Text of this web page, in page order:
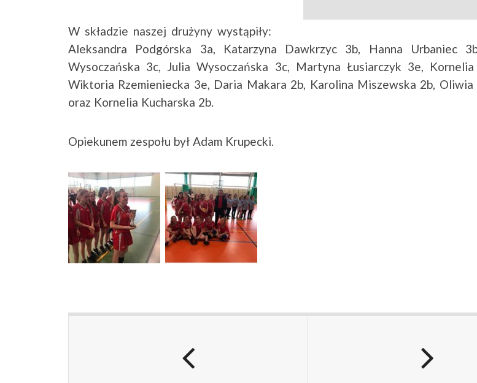
W składzie naszej drużyny wystąpiły:
Aleksandra Podgórska 3a, Katarzyna Dawkrzyc 3b, Hanna Urbaniec
Wysoczańska 3c, Julia Wysoczańska 3c, Martyna Łusiarczyk 3e,
Wiktoria Rzemieniecka 3e, Daria Makara 2b, Karolina Miszewska 2b, Oliwia
oraz Kornelia Kucharska 2b.
Opiekunem zespołu był Adam Krupecki.